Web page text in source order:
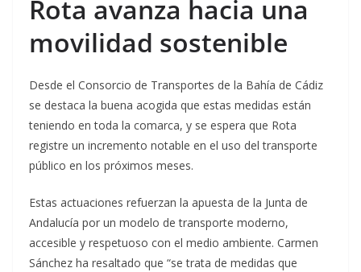
Rota avanza hacia una
movilidad sostenible
Desde el Consorcio de Transportes de la Bahía de Cádiz
se destaca la buena acogida que estas medidas están
teniendo en toda la comarca, y se espera que Rota
registre un incremento notable en el uso del transporte
público en los próximos meses.
Estas actuaciones refuerzan la apuesta de la Junta de
Andalucía por un modelo de transporte moderno,
accesible y respetuoso con el medio ambiente. Carmen
Sánchez ha resaltado que “se trata de medidas que